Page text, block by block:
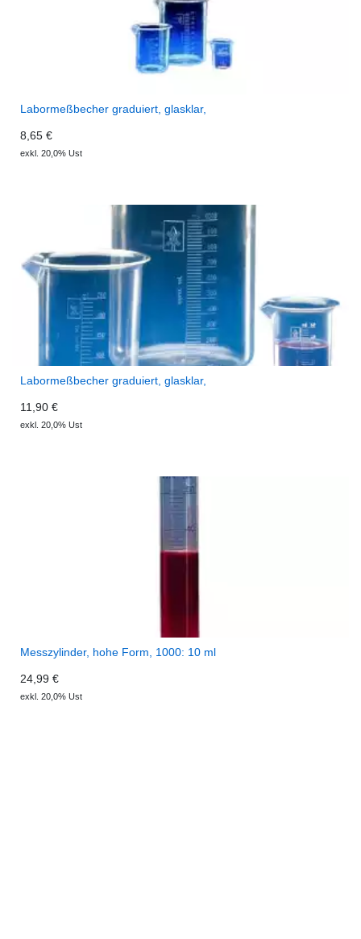
Labormeßbecher graduiert, glasklar,
8,65 €
exkl. 20,0% Ust
Labormeßbecher graduiert, glasklar,
11,90 €
exkl. 20,0% Ust
Messzylinder, hohe Form, 1000: 10 ml
24,99 €
exkl. 20,0% Ust